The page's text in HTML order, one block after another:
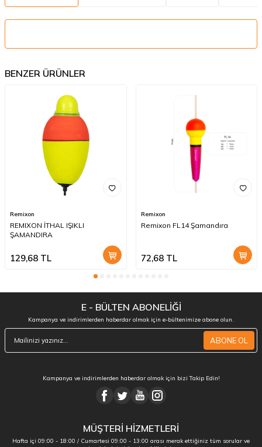
BENZER ÜRÜNLER
Remixon
REMIXON İTHAL IŞIKLI
ŞAMANDIRA
129,68 TL
Remixon
Remixon FL14 Şamandıra
72,68TL
E - BÜLTEN ABONELİĞİ
Kampanya ve indirimlerden haberdar olmak için e-bültenimize abone olun.
ABONE OL
Kampanya ve indirimlerden haberdar olmak için bizi Takip Edin!
MÜŞTERİ HİZMETLERİ
Hafta içi 09:00 - 18:00 / Cumartesi 09:00 - 13:00 arası merak ettiğiniz tüm sorular ve